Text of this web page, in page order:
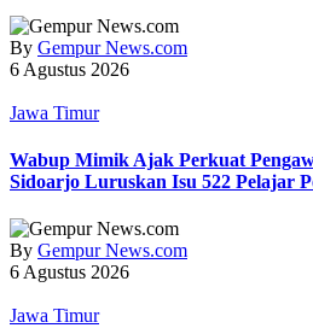
By Gempur News.com
6 Agustus 2026
Jawa Timur
Wabup Mimik Ajak Perkuat
Sidoarjo Luruskan Isu 522 Pelajar
By Gempur News.com
6 Agustus 2026
Jawa Timur